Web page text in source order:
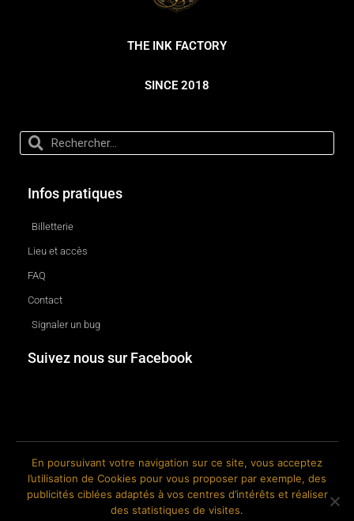
THE INK FACTORY
SINCE 2018
Infos pratiques
Billetterie
Lieu et accès
FAQ
Contact
Signaler un bug
Suivez nous sur Facebook
© 2018-2026 The Ink Factory. Site web réalisé par Roland CAUVIN.
En poursuivant votre navigation sur ce site, vous acceptez
l’utilisation de Cookies pour vous proposer par exemple, des
publicités ciblées adaptés à vos centres d’intérêts et réaliser
des statistiques de visites.